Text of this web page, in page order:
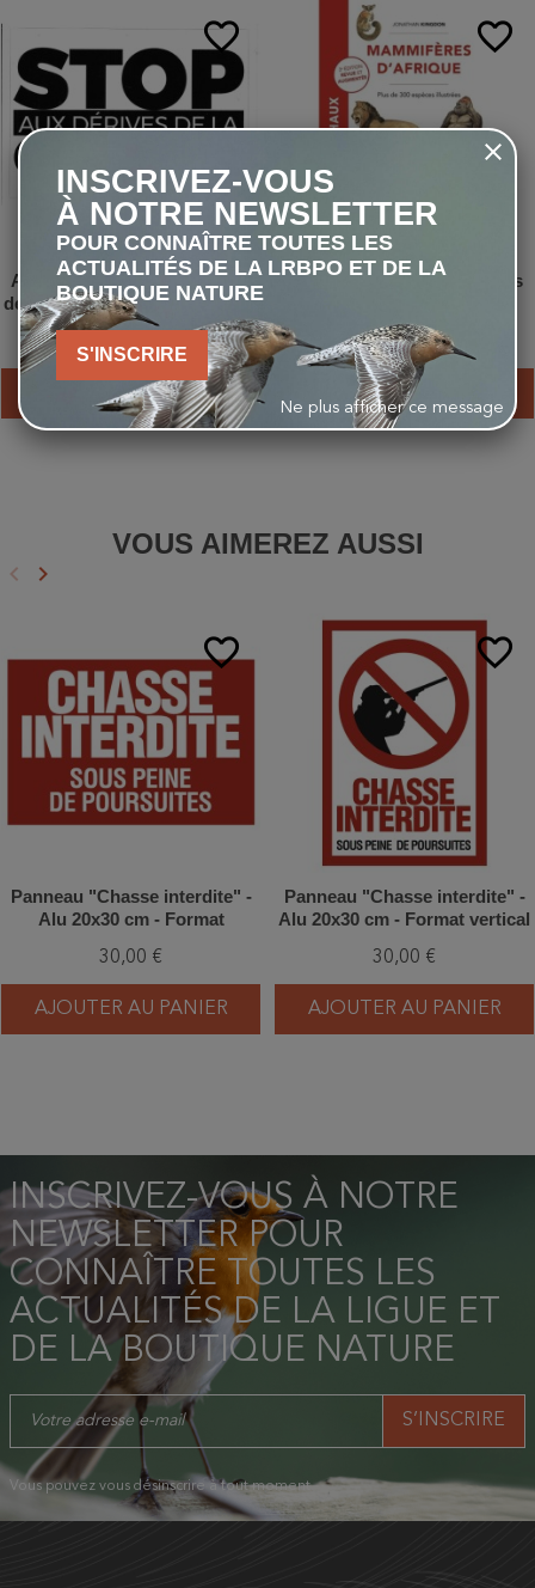
favorite_border
Autocollant Stop aux dérives
de la chasse - format rectangle
AJOUTER AU PANIER
favorite_border
Mammifères d'Afrique - plus
32,00 €
AJOUTER AU PANIER
VOUS AIMEREZ AUSSI
Précédent
keyboard_arrow_left Suivant
keyboard_arrow_right
favorite_border
Panneau "Chasse interdite" -
Alu 20x30 cm - Format
30,00 €
AJOUTER AU PANIER
favorite_border
Panneau "Chasse interdite" -
Alu 20x30 cm - Format vertical
30,00 €
AJOUTER AU PANIER
INSCRIVEZ-VOUS À NOTRE
NEWSLETTER POUR
CONNAÎTRE TOUTES LES
ACTUALITÉS DE LA LIGUE ET
DE LA BOUTIQUE NATURE
Vous pouvez vous désinscrire à tout moment.
INSCRIVEZ-VOUS
À NOTRE NEWSLETTER
POUR CONNAÎTRE TOUTES LES
ACTUALITÉS DE LA LRBPO ET DE LA
BOUTIQUE NATURE
S'INSCRIRE
Ne plus afficher ce message